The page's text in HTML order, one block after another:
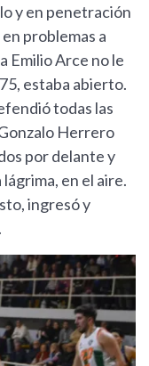
y en penetración
problemas a
Emilio Arce no le
estaba abierto.
todas las
Herrero
por delante y
en el aire.
ingresó y